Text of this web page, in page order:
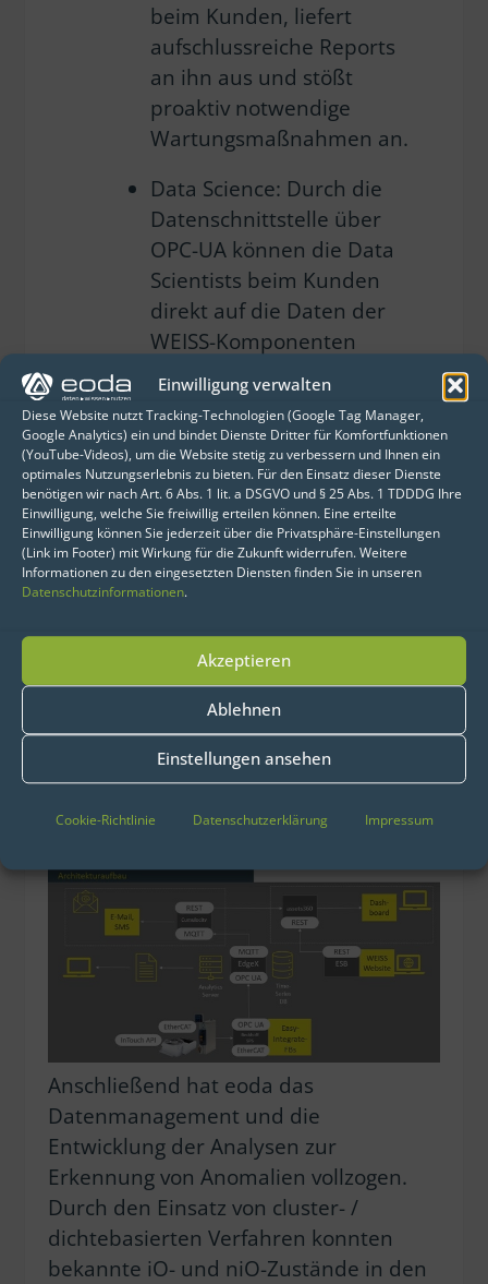
Einwilligung verwalten
Diese Website nutzt Tracking-Technologien (Google Tag Manager,
Google Analytics) ein und bindet Dienste Dritter für Komfortfunktionen
(YouTube-Videos), um die Website stetig zu verbessern und Ihnen ein
optimales Nutzungserlebnis zu bieten. Für den Einsatz dieser Dienste
benötigen wir nach Art. 6 Abs. 1 lit. a DSGVO und § 25 Abs. 1 TDDDG Ihre
Einwilligung, welche Sie freiwillig erteilen können. Eine erteilte
Einwilligung können Sie jederzeit über die Privatsphäre-Einstellungen
(Link im Footer) mit Wirkung für die Zukunft widerrufen. Weitere
Informationen zu den eingesetzten Diensten finden Sie in unseren
Datenschutzinformationen.
Akzeptieren
Ablehnen
Einstellungen ansehen
Cookie-Richtlinie Datenschutzerklärung Impressum
beim Kunden, liefert
aufschlussreiche Reports
an ihn aus und stößt
proaktiv notwendige
Wartungsmaßnahmen an.
Data Science: Durch die
Datenschnittstelle über
OPC-UA können die Data
Scientists beim Kunden
direkt auf die Daten der
WEISS-Komponenten
zugreifen, mit ihren
anderen Daten verknüpfen
und bequem in die
eigenen Prozesse und
Analysen integrieren.
Im ersten Entwicklungsschritt hat eoda
WEISS beim Aufbau einer Architektur
Datenlösung unterstützt. Dieser
Architekturaufbau reicht von der OPC-
UA Schnittstelle bis zur Sendung von
Push-Meldung des Maschinenzustands
an die Kunden und ist damit das
Entwicklung von Smart Services.
Anschließend hat eoda das
Datenmanagement und die
Entwicklung der Analysen zur
Erkennung von Anomalien vollzogen.
Durch den Einsatz von cluster- /
dichtebasierten Verfahren konnten
bekannte iO- und niO-Zustände in den